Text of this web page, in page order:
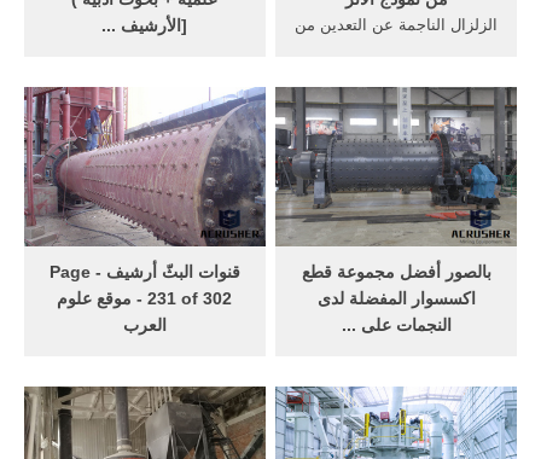
[الأرشيف ...
ففتشوا عنه واقتتلوا من أجله .
يمكن سحب الذهب على شكل
أوراق رقيقة لا تتجاوز سمكها
الواحدة منها 12000/1مم . على
أنه يكتسب صلابة إذا خلط
بالنحاس .
الزلزال الناجمة عن التعدين من
الجبس التعدين, الآثار الصحية
الناجمة عن الأثر, نموذج هو
كيف .
قنوات البثّ أرشيف - Page
231 of 302 - موقع علوم
العرب
على وجه المعمورة, ويضم أكثر
من 350 نوعية من المرجان. ...
بالصور أفضل مجموعة قطع
اكسسوار المفضلة لدى
النجمات على ...
النجمات على أغلقه مجلة "
InStyle" في عام 2015